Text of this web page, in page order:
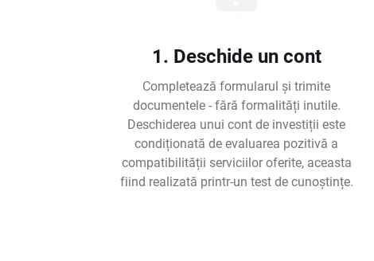
1. Deschide un cont
Completează formularul și trimite
documentele - fără formalități inutile.
Deschiderea unui cont de investiții este
condiționată de evaluarea pozitivă a
compatibilității serviciilor oferite, aceasta
fiind realizată printr-un test de cunoștințe.